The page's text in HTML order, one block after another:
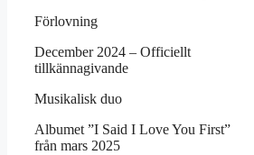
Förlovning
December 2024 – Officiellt
tillkännagivande
Musikalisk duo
Albumet ”I Said I Love You First”
från mars 2025